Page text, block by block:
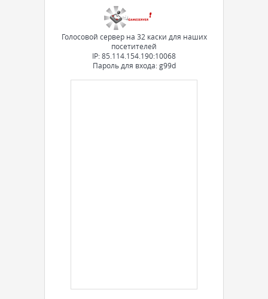
Голосовой сервер на 32 каски для наших
посетителей
IP: 85.114.154.190:10068
Пароль для входа: g99d